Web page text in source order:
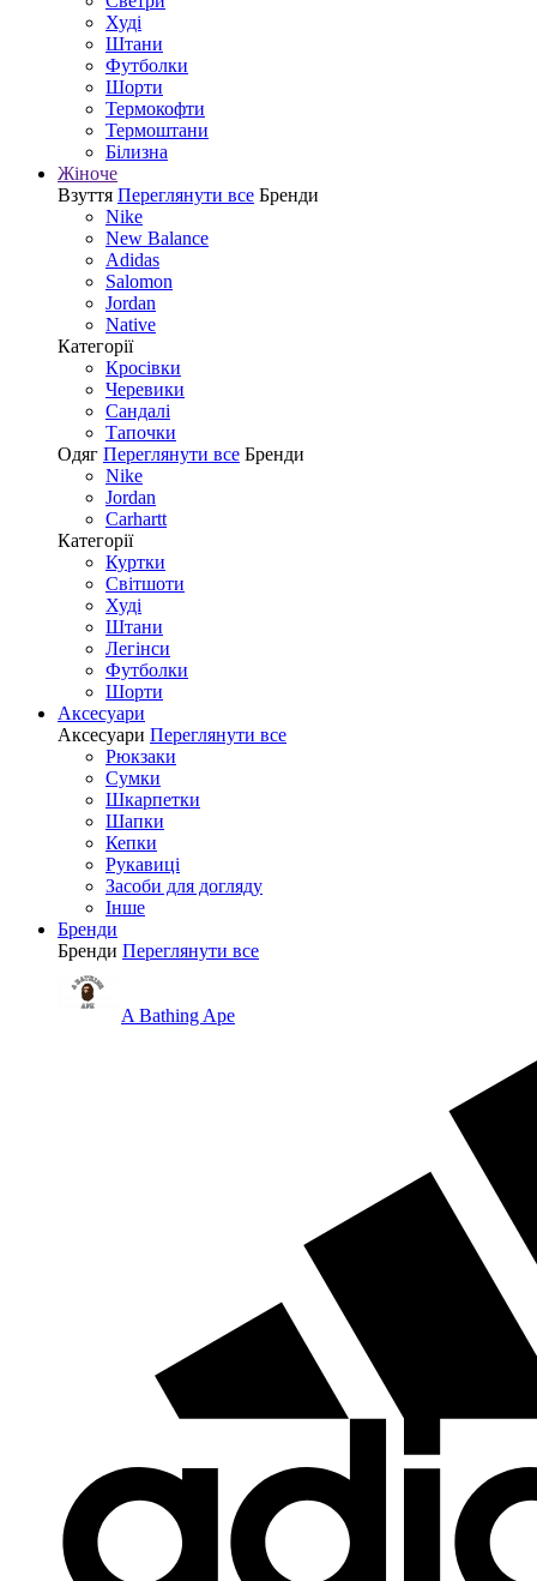
Худі
Штани
Футболки
Шорти
Термокофти
Термоштани
Білизна
Жіноче
Взуття Переглянути все Бренди
Nike
New Balance
Adidas
Salomon
Jordan
Native
Категорії
Кросівки
Черевики
Сандалі
Tапочки
Одяг Переглянути все Бренди
Nike
Jordan
Carhartt
Категорії
Куртки
Світшоти
Худі
Штани
Легінси
Футболки
Шорти
Аксесуари
Аксесуари Переглянути все
Рюкзаки
Сумки
Шкарпетки
Шапки
Кепки
Рукавиці
Засоби для догляду
Інше
Бренди
Бренди Переглянути все
A Bathing Ape